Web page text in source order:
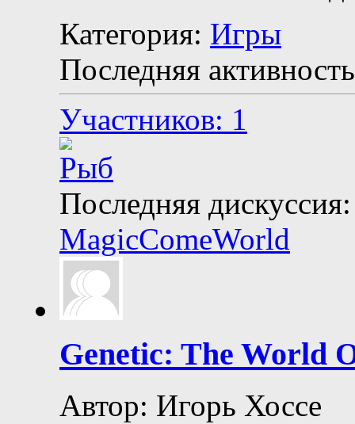
Категория: Игры
Последняя
Участников: 1
Последняя дискуссия:
MagicComeWorld
Genetic: The World
Автор: Игорь Хоссе